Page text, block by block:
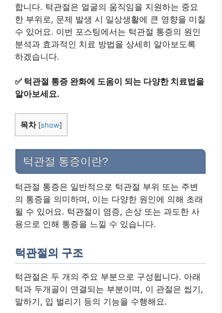
합니다. 턱관절은 얼굴의 움직임을 지원하는 중요
한 부위로, 문제 발생 시 일상생활에 큰 영향을 미칠
수 있어요. 이번 포스팅에서는 턱관절 통증의 원인
분석과 효과적인 치료 방법을 상세히 알아보도록
하겠습니다.
✅ 턱관절 통증 완화에 도움이 되는 다양한 치료법을
알아보세요.
목차 [show]
턱관절 통증이란?
턱관절 통증은 일반적으로 턱관절 부위 또는 주변
의 통증을 의미하며, 이는 다양한 원인에 의해 초래
될 수 있어요. 턱관절이 염증, 손상 또는 과도한 사
용으로 인해 통증을 느낄 수 있습니다.
턱관절의 구조
턱관절은 두 개의 주요 부분으로 구성됩니다. 아래
턱과 두개골이 연결되는 부분이며, 이 관절은 씹기,
말하기, 입 벌리기 등의 기능을 수행해요.